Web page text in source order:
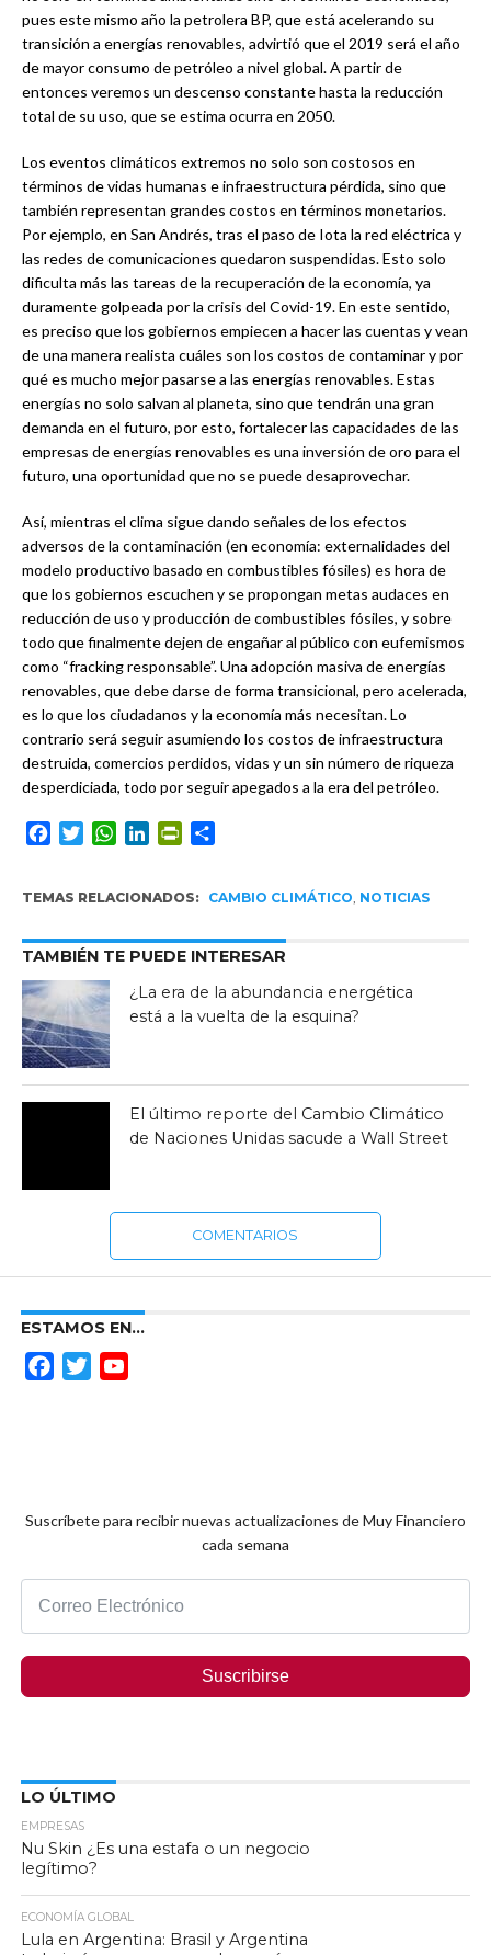
pues este mismo año la petrolera BP, que está acelerando su
transición a energías renovables, advirtió que el 2019 será el año
de mayor consumo de petróleo a nivel global. A partir de
entonces veremos un descenso constante hasta la reducción
total de su uso, que se estima ocurra en 2050.
Los eventos climáticos extremos no solo son costosos en
términos de vidas humanas e infraestructura pérdida, sino que
también representan grandes costos en términos monetarios.
Por ejemplo, en San Andrés, tras el paso de Iota la red eléctrica y
las redes de comunicaciones quedaron suspendidas. Esto solo
dificulta más las tareas de la recuperación de la economía, ya
duramente golpeada por la crisis del Covid-19. En este sentido,
es preciso que los gobiernos empiecen a hacer las cuentas y vean
de una manera realista cuáles son los costos de contaminar y por
qué es mucho mejor pasarse a las energías renovables. Estas
energías no solo salvan al planeta, sino que tendrán una gran
demanda en el futuro, por esto, fortalecer las capacidades de las
empresas de energías renovables es una inversión de oro para el
futuro, una oportunidad que no se puede desaprovechar.
Así, mientras el clima sigue dando señales de los efectos
adversos de la contaminación (en economía: externalidades del
modelo productivo basado en combustibles fósiles) es hora de
que los gobiernos escuchen y se propongan metas audaces en
reducción de uso y producción de combustibles fósiles, y sobre
todo que finalmente dejen de engañar al público con eufemismos
como “fracking responsable”. Una adopción masiva de energías
renovables, que debe darse de forma transicional, pero acelerada,
es lo que los ciudadanos y la economía más necesitan. Lo
contrario será seguir asumiendo los costos de infraestructura
destruida, comercios perdidos, vidas y un sin número de riqueza
desperdiciada, todo por seguir apegados a la era del petróleo.
Facebook
TwitterWhatsApp
LinkedInPrintFriendly
TEMAS RELACIONADOS: CAMBIO CLIMÁTICO, NOTICIAS
TAMBIÉN TE PUEDE INTERESAR
¿La era de la abundancia energética
está a la vuelta de la esquina?
El último reporte del Cambio Climático
de Naciones Unidas sacude a Wall Street
COMENTARIOS
ESTAMOS EN…
FacebookTwitter
Suscríbete para recibir nuevas actualizaciones de Muy Financiero
cada semana
Suscribirse
LO ÚLTIMO
EMPRESAS
Nu Skin ¿Es una estafa o un negocio
legítimo?
ECONOMÍA GLOBAL
Lula en Argentina: Brasil y Argentina